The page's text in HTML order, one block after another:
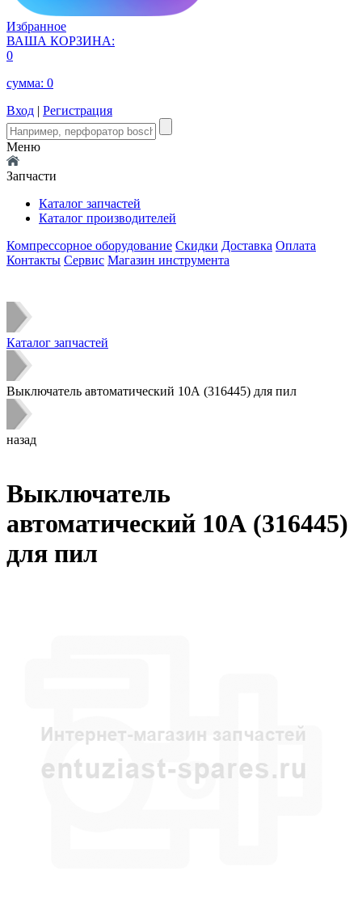
Избранное
ВАША КОРЗИНА:
0
сумма: 0
Вход | Регистрация
Меню
Запчасти
Каталог запчастей
Каталог производителей
Компрессорное оборудование Скидки Доставка Оплата
Контакты Сервис Магазин инструмента
Каталог запчастей
Выключатель автоматический 10А (316445) для пил
назад
Выключатель
автоматический 10А (316445)
для пил